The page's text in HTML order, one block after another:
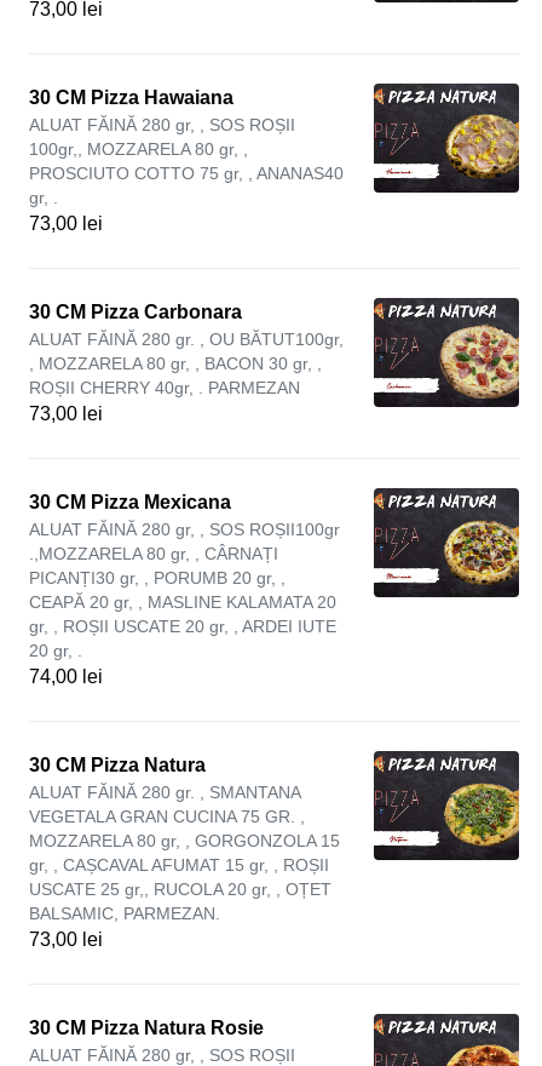
73,00 lei
30 CM Pizza Hawaiana
ALUAT FĂINĂ 280 gr, , SOS ROȘII
100gr,, MOZZARELA 80 gr, ,
PROSCIUTO COTTO 75 gr, , ANANAS40
gr, .
73,00 lei
30 CM Pizza Carbonara
ALUAT FĂINĂ 280 gr. , OU BĂTUT100gr,
, MOZZARELA 80 gr, , BACON 30 gr, ,
ROȘII CHERRY 40gr, . PARMEZAN
73,00 lei
30 CM Pizza Mexicana
ALUAT FĂINĂ 280 gr, , SOS ROȘII100gr
.,MOZZARELA 80 gr, , CÂRNAȚI
PICANȚI30 gr, , PORUMB 20 gr, ,
CEAPĂ 20 gr, , MASLINE KALAMATA 20
gr, , ROȘII USCATE 20 gr, , ARDEI IUTE
20 gr, .
74,00 lei
30 CM Pizza Natura
ALUAT FĂINĂ 280 gr. , SMANTANA
VEGETALA GRAN CUCINA 75 GR. ,
MOZZARELA 80 gr, , GORGONZOLA 15
gr, , CAȘCAVAL AFUMAT 15 gr, , ROȘII
USCATE 25 gr,, RUCOLA 20 gr, , OȚET
BALSAMIC, PARMEZAN.
73,00 lei
30 CM Pizza Natura Rosie
ALUAT FĂINĂ 280 gr, , SOS ROȘII